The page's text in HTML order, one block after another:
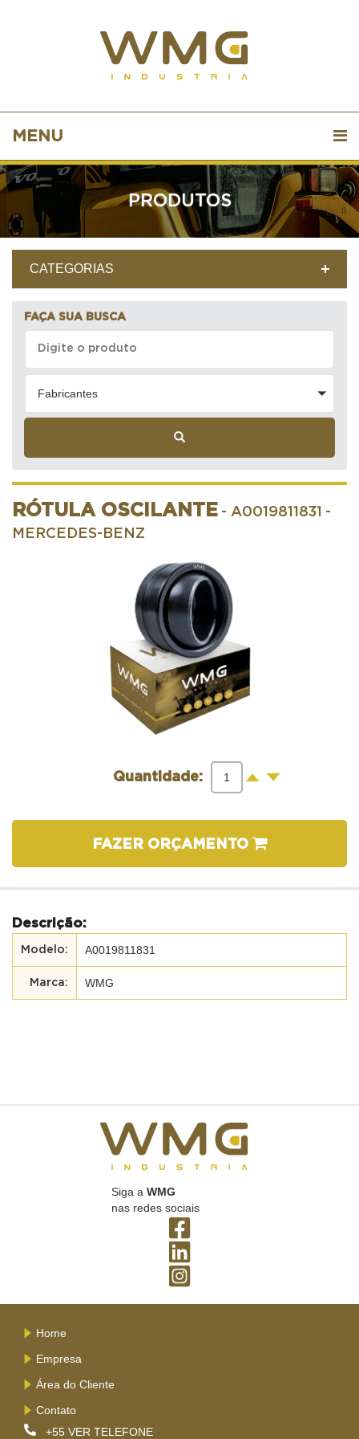
MENU
PRODUTOS
CATEGORIAS
FAÇA SUA BUSCA
Fabricantes
RÓTULA OSCILANTE - A0019811831 -
MERCEDES-BENZ
Quantidade: + -
FAZER ORÇAMENTO
Descrição:
A0019811831
WMG
Siga a WMG
nas redes sociais
Home
Empresa
Área do Cliente
Contato
+55 VER TELEFONE